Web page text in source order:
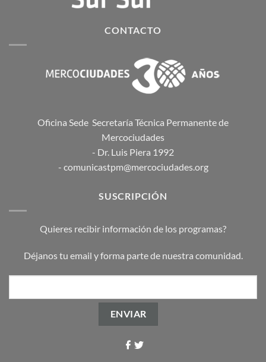
CONTACTO
Oficina Sede Secretaría Técnica Permanente de
Mercociudades
- Dr. Luis Piera 1992
- comunicastpm@mercociudades.org
SUSCRIPCIÓN
Quieres recibir información de los programas?
Déjanos tu email y forma parte de nuestra comunidad.